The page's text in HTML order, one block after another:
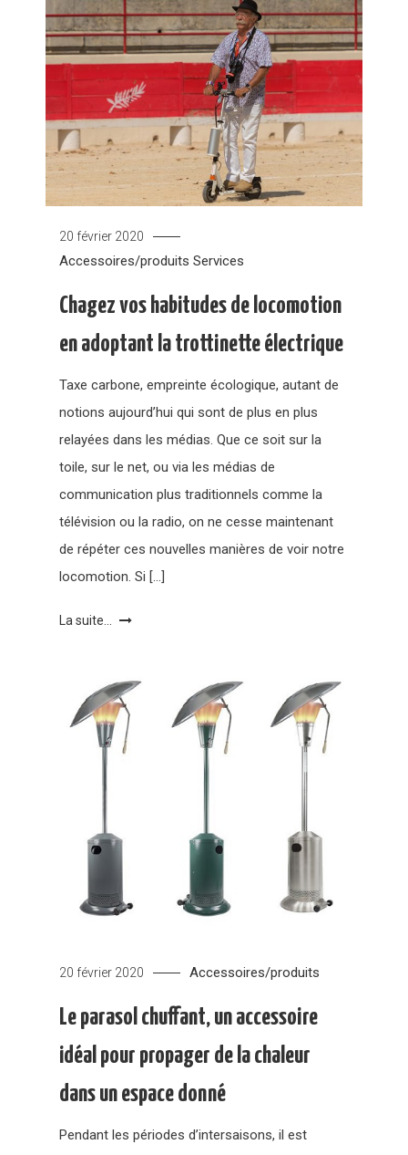
20 février 2020
Accessoires/produits Services
Chagez vos habitudes de locomotion
en adoptant la trottinette électrique
Taxe carbone, empreinte écologique, autant de
notions aujourd’hui qui sont de plus en plus
relayées dans les médias. Que ce soit sur la
toile, sur le net, ou via les médias de
communication plus traditionnels comme la
télévision ou la radio, on ne cesse maintenant
de répéter ces nouvelles manières de voir notre
locomotion. Si […]
La suite...
20 février 2020 Accessoires/produits
Le parasol chuffant, un accessoire
idéal pour propager de la chaleur
dans un espace donné
Pendant les périodes d’intersaisons, il est